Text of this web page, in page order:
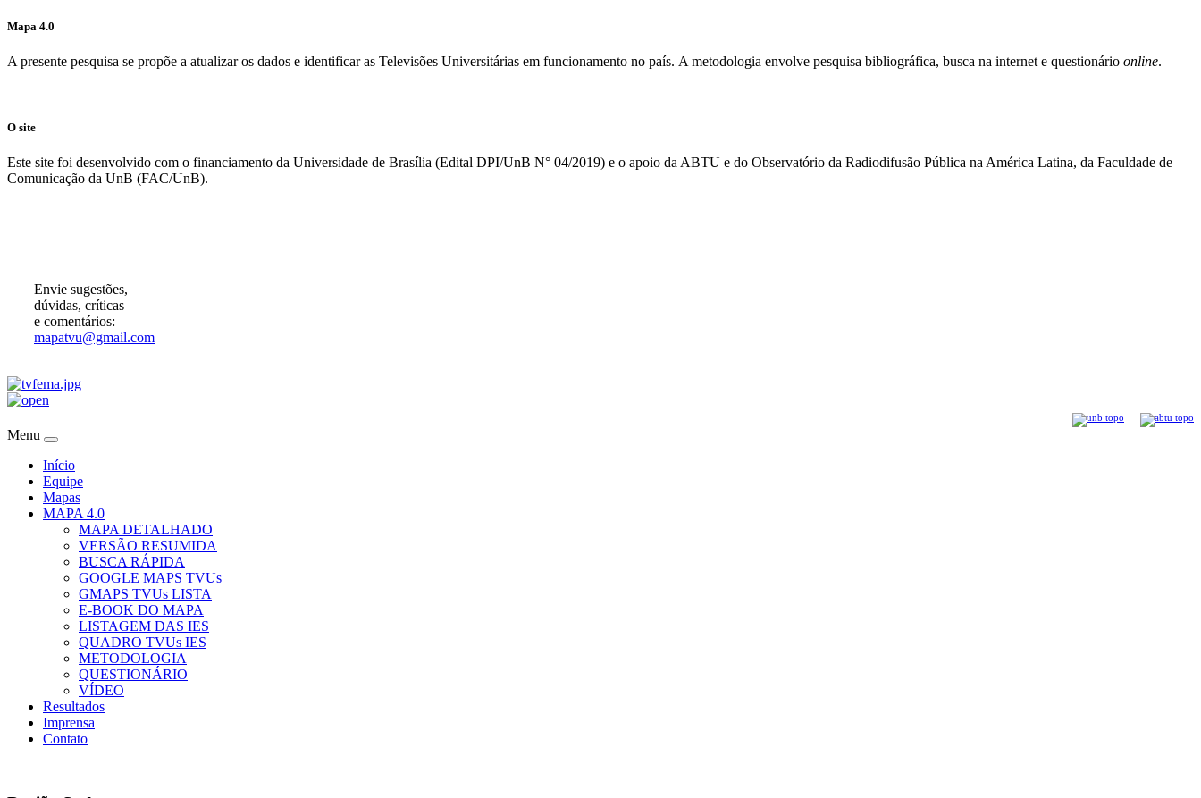
Mapa 4.0
A presente pesquisa se propõe a atualizar os dados e identificar as Televisões Universitárias em funcionamento no país. A metodologia envolve pesquisa bibliográfica, busca na internet e questionário online.
O site
Este site foi desenvolvido com o financiamento da Universidade de Brasília (Edital DPI/UnB N° 04/2019) e o apoio da ABTU e do Observatório da Radiodifusão Pública na América Latina, da Faculdade de
Comunicação da UnB (FAC/UnB).
Envie sugestões,
dúvidas, críticas
e comentários:
mapatvu@gmail.com
Menu
Início
Equipe
Mapas
MAPA 4.0
MAPA DETALHADO
VERSÃO RESUMIDA
BUSCA RÁPIDA
GOOGLE MAPS TVUs
GMAPS TVUs LISTA
E-BOOK DO MAPA
LISTAGEM DAS IES
QUADRO TVUs IES
METODOLOGIA
QUESTIONÁRIO
VÍDEO
Resultados
Imprensa
Contato